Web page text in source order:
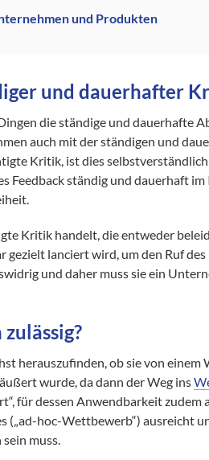
und Produkten
und dauerhafter
die ständige und dauerhafte
auch mit der ständigen und
Kritik, ist dies
Feedback ständig und dauerhaft
Kritik handelt, die entweder
gezielt lanciert wird, um den Ruf
und daher muss sie ein
herauszufinden, ob sie von
wurde, da dann der Weg ins
für dessen Anwendbarkeit zudem
hoc-Wettbewerb“) ausreicht
muss.